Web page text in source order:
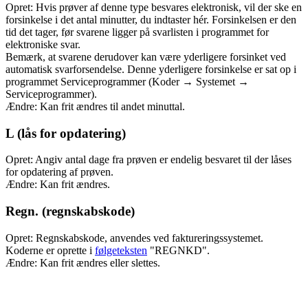
Opret: Hvis prøver af denne type besvares elektronisk, vil der ske en
forsinkelse i det antal minutter, du indtaster hér. Forsinkelsen er den
tid det tager, før svarene ligger på svarlisten i programmet for
elektroniske svar.
Bemærk, at svarene derudover kan være yderligere forsinket ved
automatisk svarforsendelse. Denne yderligere forsinkelse er sat op i
programmet Serviceprogrammer (Koder → Systemet →
Serviceprogrammer).
Ændre: Kan frit ændres til andet minuttal.
L (lås for opdatering)
Opret: Angiv antal dage fra prøven er endelig besvaret til der låses
for opdatering af prøven.
Ændre: Kan frit ændres.
Regn. (regnskabskode)
Opret: Regnskabskode, anvendes ved faktureringssystemet.
Koderne er oprette i følgeteksten "REGNKD".
Ændre: Kan frit ændres eller slettes.